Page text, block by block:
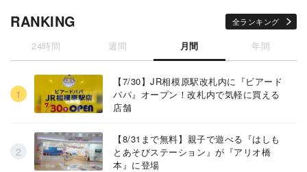
RANKING 全ランキング
24時間 週間 月間 年間
【7/30】JR相模原駅改札内に『ビアード
パパ』オープン！改札内で気軽に買える
店舗
【8/31まで無料】親子で遊べる『はしも
とあそびステーション』が『アリオ橋
本』に登場